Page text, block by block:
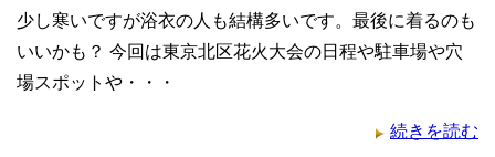
少し寒いですが浴衣の人も結構多いです。最後に着るのも
いいかも？ 今回は東京北区花火大会の日程や駐車場や穴
場スポットや・・・
続きを読む